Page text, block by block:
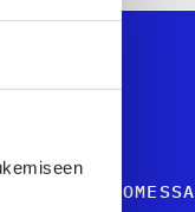
SUOMESSA